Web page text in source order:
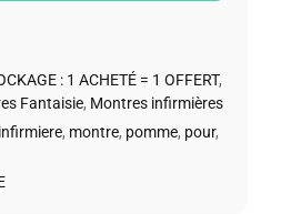
: 1 ACHETÉ = 1 OFFERT,
Fantaisie, Montres infirmières
infirmiere, montre, pomme, pour,